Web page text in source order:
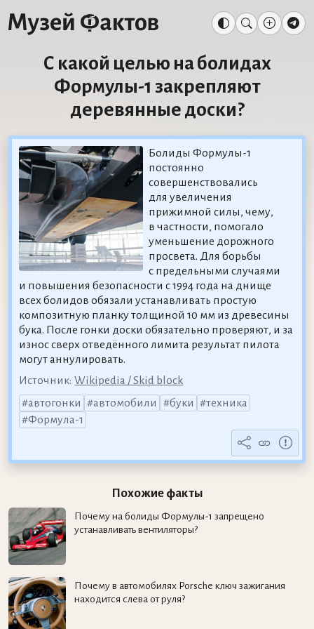
С какой целью на болидах
Формулы-1 закрепляют
деревянные доски?
Болиды Формулы-1
постоянно
совершенствовались
для увеличения
прижимной силы, чему,
в частности, помогало
уменьшение дорожного
просвета. Для борьбы
с предельными случаями
и повышения безопасности с 1994 года на днище
всех болидов обязали устанавливать простую
композитную планку толщиной 10 мм из древесины
бука. После гонки доски обязательно проверяют, и за
износ сверх отведённого лимита результат пилота
могут аннулировать.
Источник: Wikipedia / Skid block
автогонки
автомобили буки
техника
Формула-1
Похожие факты
Почему на болиды Формулы-1 запрещено
устанавливать вентиляторы?
Почему в автомобилях Porsche ключ зажигания
находится слева от руля?